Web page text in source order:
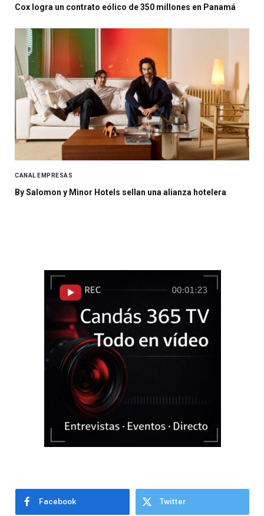
Cox logra un contrato eólico de 350 millones en Panamá
CANAL EMPRESAS
By Salomon y Minor Hotels sellan una alianza hotelera
Facebook Twitter